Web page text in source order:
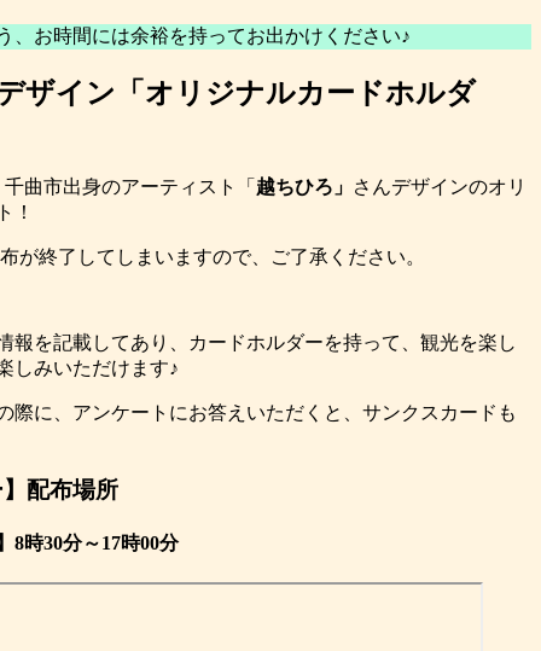
お時間には余裕を持ってお出かけください♪
ザイン「オリジナルカードホルダ
曲市出身のアーティスト「 越ちひろ」 さんデザインのオリ
！
が終了してしまいますので、ご了承ください。
報を記載してあり、カードホルダーを持って、観光を楽し
しみいただけます♪
際に、アンケートにお答えいただくと、サンクスカードも
配布場所
時30分～17時00分